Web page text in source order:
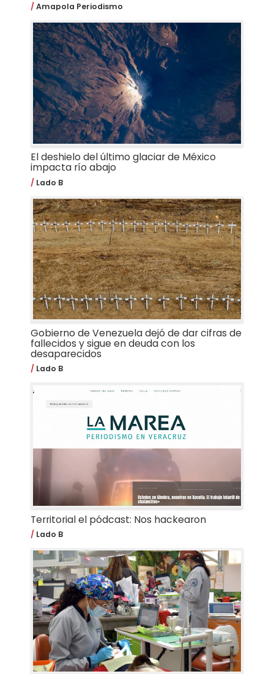
Amapola Periodismo
El deshielo del último glaciar de México
impacta río abajo
Lado B
Gobierno de Venezuela dejó de dar cifras de
fallecidos y sigue en deuda con los
desaparecidos
Lado B
Territorial el pódcast: Nos hackearon
Lado B